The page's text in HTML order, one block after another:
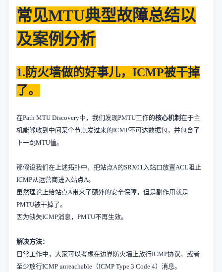
常见MTU典型故障总结以
及案例分析
1.防火墙做的好事儿， ICMP被干掉
了。
在Path MTU Discovery中，我们发现PMTU工作的核心机制在于主
机能够收到中间某个节点发过来的ICMP不可达数据包，并包含了
下一跳MTU值。
那假设我们在上述拓扑中，把站点A的SRX01 入站口放置ACL阻止
ICMP从运营商进入站点A。
虽然理论上给站点A带来了额外的安全保障，但是副作用就是
PMTU被干掉了。
因为缺失ICMP消息， PMTU不再生效。
解决方法：
日常工作中，大家可以考虑在边界防火墙上放行ICMP协议，或者
至少放行ICMP unreachable （ICMP Type 3 Code 4）消息。